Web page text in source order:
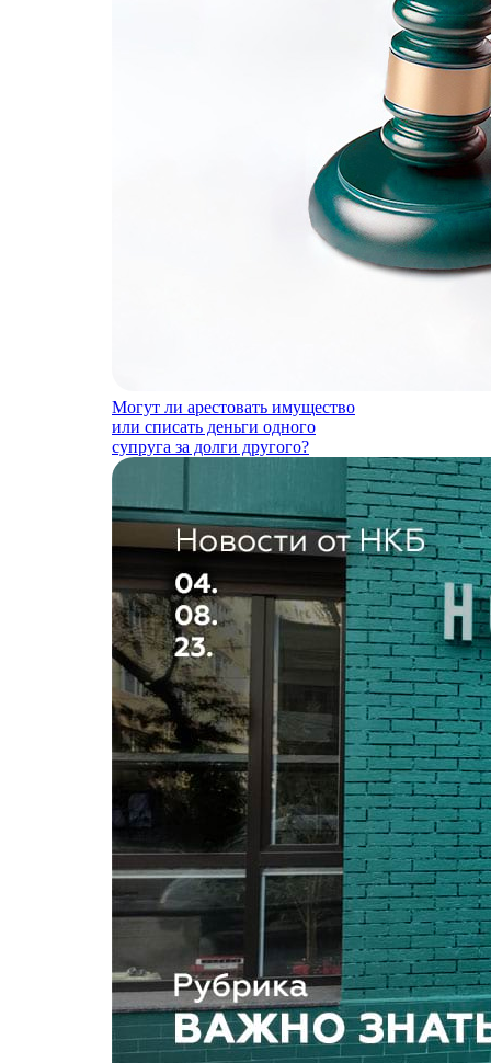
Могут ли арестовать имущество
или списать деньги одного
супруга за долги другого?